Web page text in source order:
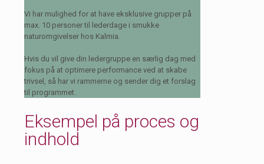
Vi har mulighed for at have eksklusive grupper på
max. 10 personer til lederdage i smukke
naturomgivelser hos Kalmia.
Hvis du vil give din ledergruppe en særlig dag med
fokus på at optimere performance ved at skabe
trivsel, så har vi rammerne og sender dig et forslag
til programmet.
Eksempel på proces og
indhold